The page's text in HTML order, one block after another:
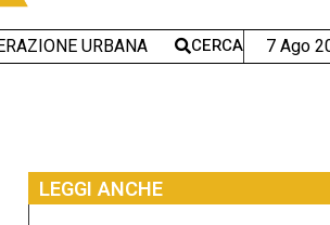
URBANA CERCA 7 Ago
LEGGI ANCHE